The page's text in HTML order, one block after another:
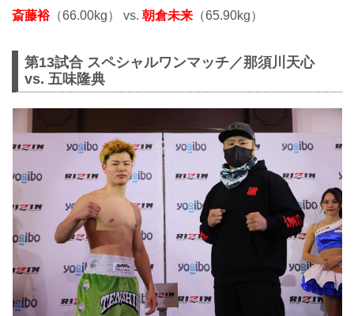
斎藤裕（66.00kg） vs. 朝倉未来 （65.90kg）
第13試合 スペシャルワンマッチ／那須川天心
vs. 五味隆典